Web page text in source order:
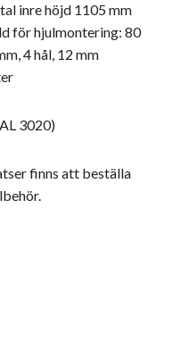
inre höjd 1105 mm
för hjulmontering: 80
4 hål, 12 mm
3020)
finns att beställa